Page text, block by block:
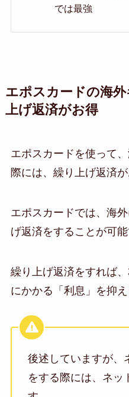
では最強
エポスカードの海
上げ返済がお得
エポスカードを使って
際には、繰り上げ返済が
エポスカードでは、海
げ返済をすることが可能
繰り上げ返済をすれば
にかかる「利息」を抑
後述していますが、
をする際には、ネッ